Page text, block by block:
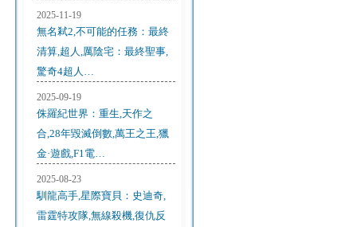
2025-11-19
無名弒2,不可能的任務：最終
清算,超人,厲陰宅：最終聖事,
驚奇4超人…
2025-09-19
侏羅紀世界：重生,天作之
合,28年毀滅倒數,萬王之王,獵
金·遊戲,F1電…
2025-08-23
馴龍高手,星際寶貝：史迪奇,
雷霆特攻隊,無線殺機,復仇反